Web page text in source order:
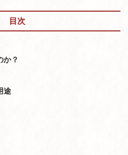
目次
か？
途